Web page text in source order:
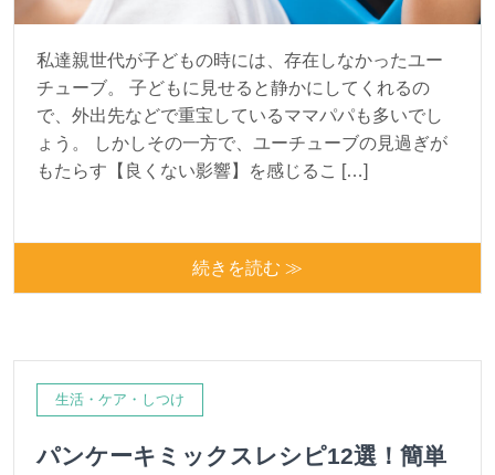
私達親世代が子どもの時には、存在しなかったユー
チューブ。 子どもに見せると静かにしてくれるの
で、外出先などで重宝しているママパパも多いでし
ょう。 しかしその一方で、ユーチューブの見過ぎが
もたらす【良くない影響】を感じるこ […]
続きを読む ≫
生活・ケア・しつけ
パンケーキミックスレシピ12選！簡単